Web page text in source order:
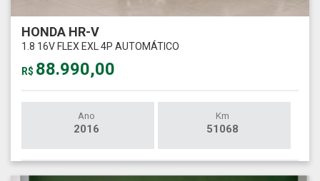
HONDA HR-V
1.8 16V FLEX EXL 4P AUTOMÁTICO
R$ 88.990,00
Ano
2016
Km
51068